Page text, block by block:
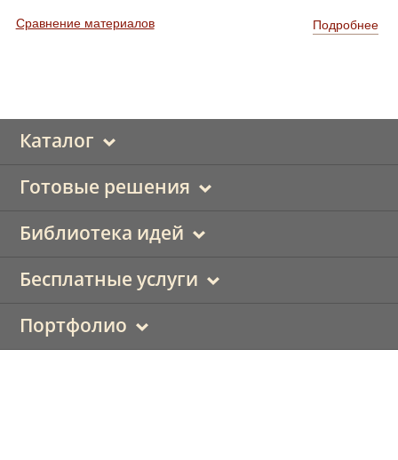
Подробнее
Сравнение материалов
Каталог
Готовые решения
Библиотека идей
Бесплатные услуги
Портфолио